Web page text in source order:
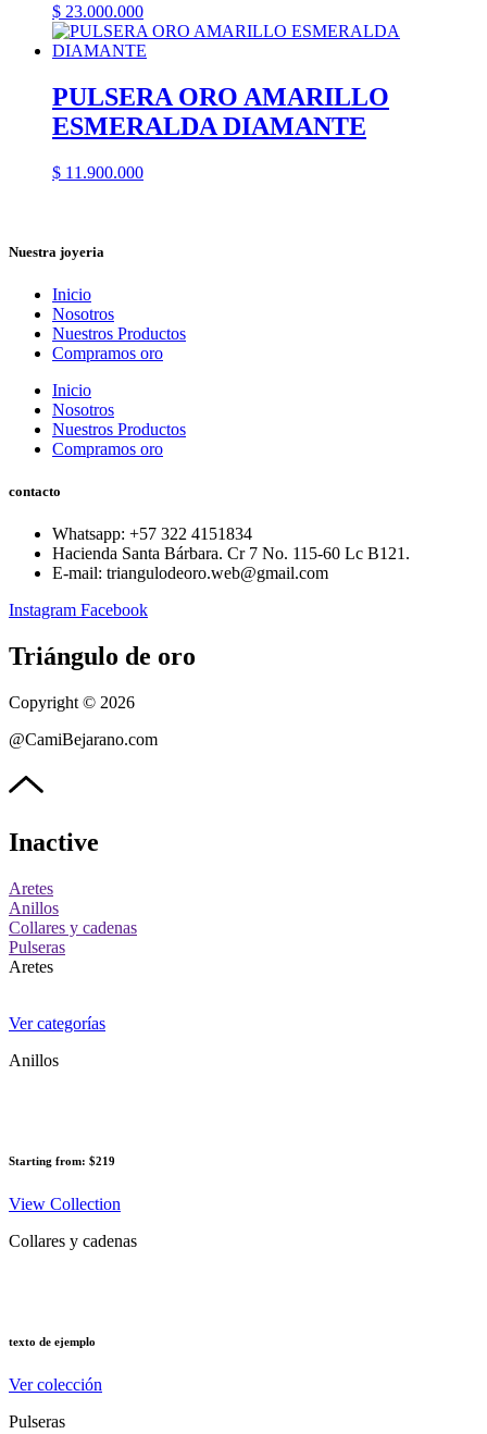
$ 23.000.000
PULSERA ORO AMARILLO
ESMERALDA DIAMANTE
$ 11.900.000
Nuestra joyeria
Inicio
Nosotros
Nuestros Productos
Compramos oro
Inicio
Nosotros
Nuestros Productos
Compramos oro
contacto
Whatsapp: ‪+57 322 4151834‬
Hacienda Santa Bárbara. Cr 7 No. 115-60 Lc B121.
E-mail: triangulodeoro.web@gmail.com
Instagram Facebook
Triángulo de oro
Copyright © 2026
@CamiBejarano.com
Inactive
Aretes
Anillos
Collares y cadenas
Pulseras
Aretes
Ver categorías
Anillos
Starting from: $219
View Collection
Collares y cadenas
texto de ejemplo
Ver colección
Pulseras